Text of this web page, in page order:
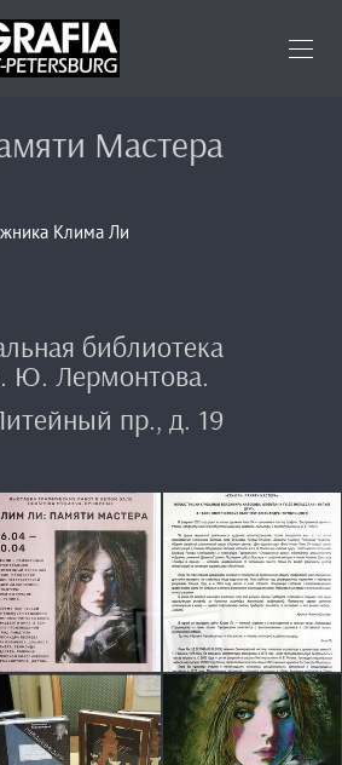
Мастера
Клима Ли
библиотека
Лермонтова.
пр., д. 19